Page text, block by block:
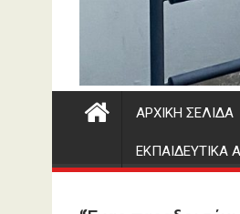
ΑΡΧΙΚΉ ΣΕΛΊΔΑ
ΕΚΠΑΙΔΕΥΤΙΚΑ